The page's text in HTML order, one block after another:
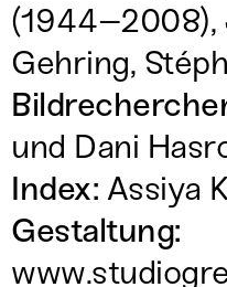
(1944–2008),
Gehring,
und Dani
Index: Assiya
Gestaltung: